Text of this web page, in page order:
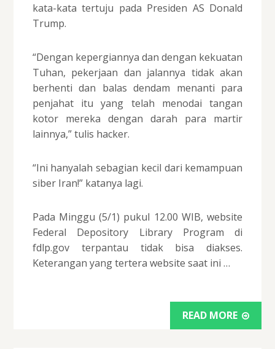
kata-kata tertuju pada Presiden AS Donald
Trump.
“Dengan kepergiannya dan dengan kekuatan
Tuhan, pekerjaan dan jalannya tidak akan
berhenti dan balas dendam menanti para
penjahat itu yang telah menodai tangan
kotor mereka dengan darah para martir
lainnya,” tulis hacker.
“Ini hanyalah sebagian kecil dari kemampuan
siber Iran!” katanya lagi.
Pada Minggu (5/1) pukul 12.00 WIB, website
Federal Depository Library Program di
fdlp.gov terpantau tidak bisa diakses.
Keterangan yang tertera website saat ini …
READ MORE